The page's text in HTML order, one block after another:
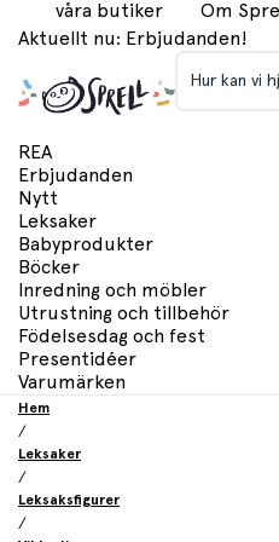
våra butiker Om Sprell
Aktuellt nu: Erbjudanden!
Hur kan vi
REA
Erbjudanden
Nytt
Leksaker
Babyprodukter
Böcker
Inredning och möbler
Utrustning och tillbehör
Födelsesdag och fest
Presentidéer
Varumärken
Hem
/
Leksaker
/
Leksaksfigurer
/